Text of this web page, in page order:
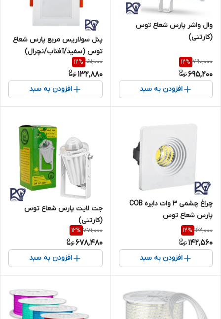
وال واشر پارس شعاع توس
(کارتنی)
790,000
12%
695,200
افزودن به سبد
پنل سولاریس مربع پارس شعاع
توس (سفید/آفتاب/نچرال)
151,000
12%
132,880
افزودن به سبد
چراغ چشمی 3 وات دایره COB
پارس شعاع توس
162,000
12%
142,560
افزودن به سبد
جت لایت پارس شعاع توس
(کارتنی)
771,000
12%
678,480
افزودن به سبد